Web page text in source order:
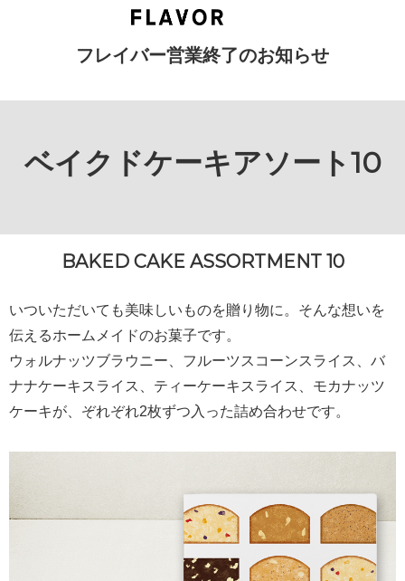
フレイバー営業終了のお知らせ
ベイクドケーキアソート10
BAKED CAKE ASSORTMENT 10
いついただいても美味しいものを贈り物に。そんな想いを
伝えるホームメイドのお菓子です。
ウォルナッツブラウニー、フルーツスコーンスライス、バ
ナナケーキスライス、ティーケーキスライス、モカナッツ
ケーキが、ぞれぞれ2枚ずつ入った詰め合わせです。